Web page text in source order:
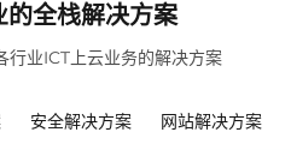
的全栈解决方案
行业ICT上云业务的解决方案
安全解决方案 网站解决方案